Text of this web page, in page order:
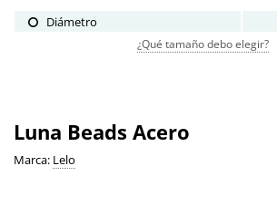
Diámetro
¿Qué tamaño debo elegir?
Luna Beads Acero
Marca: Lelo